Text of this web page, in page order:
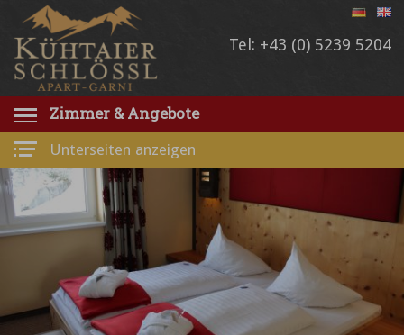
Tel: +43 (0) 5239 5204
Zimmer & Angebote
Unterseiten anzeigen